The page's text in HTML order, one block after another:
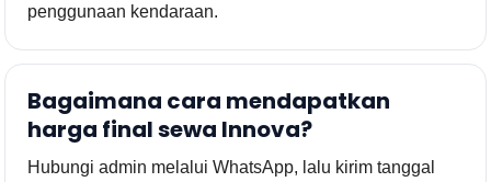
penggunaan kendaraan.
Bagaimana cara mendapatkan
harga final sewa Innova?
Hubungi admin melalui WhatsApp, lalu kirim tanggal